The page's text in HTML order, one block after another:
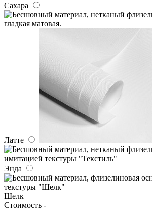
Сахара
Латте
Энда
Шелк
Стоимость -